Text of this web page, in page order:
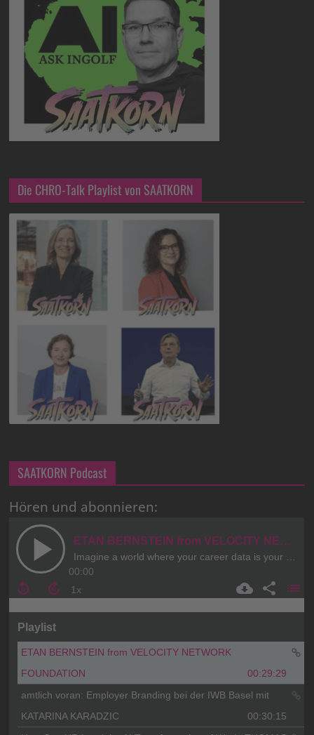
Die CHRO-Talk Playlist von SAATKORN
SAATKORN Podcast
Hören und abonnieren: